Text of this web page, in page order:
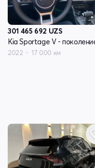
301 465 692 UZS
Kia Sportage V -
2022 17 000 км